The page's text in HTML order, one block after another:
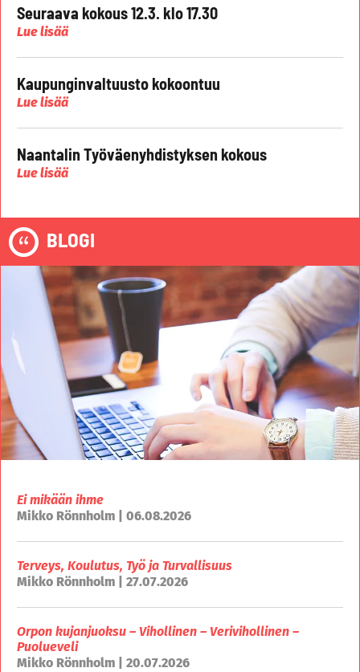
Seuraava kokous 12.3. klo 17.30
Lue lisää
Kaupunginvaltuusto kokoontuu
Lue lisää
Naantalin Työväenyhdistyksen kokous
Lue lisää
BLOGI
Ei mikään ihme
Mikko Rönnholm | 06.08.2026
Terveys, Koulutus, Työ ja Turvallisuus
Mikko Rönnholm | 27.07.2026
Orpon kujanjuoksu – Vihollinen – Verivihollinen –
Puolueveli
Mikko Rönnholm | 20.07.2026